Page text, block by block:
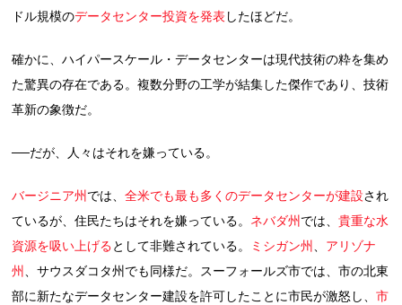
ドル規模のデータセンター投資を発表 したほどだ。
確かに、ハイパースケール・データセンターは現代技術の粋を集め
た驚異の存在である。複数分野の工学が結集した傑作であり、技術
革新の象徴だ。
──だが、人々はそれを嫌っている。
バージニア州 では、全米でも最も多くのデータセンターが建設され
ているが、住民たちはそれを嫌っている。 ネバダ州 では、貴重な水
資源を吸い上げるとして非難されている。 ミシガン州
アリゾナ
州
、サウスダコタ州でも同様だ。スーフォールズ市では、市の北東
部に新たなデータセンター建設を許可したことに市民が激怒し、市